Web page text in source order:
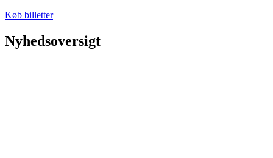
Køb billetter
Nyhedsoversigt